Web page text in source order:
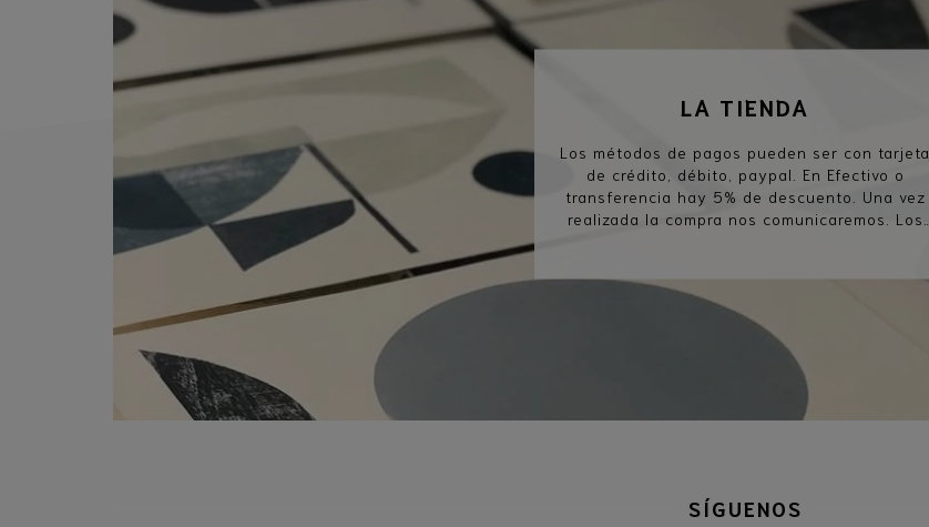
de xilografía.
LA TIENDA
Los métodos de pagos pueden ser con tarjeta
de crédito, débito, paypal. En Efectivo o
transferencia hay 5% de descuento. Una vez
realizada la compra nos comunicaremos. Los
correos a todo el país y al exterior. Se pueden
SÍGUENOS